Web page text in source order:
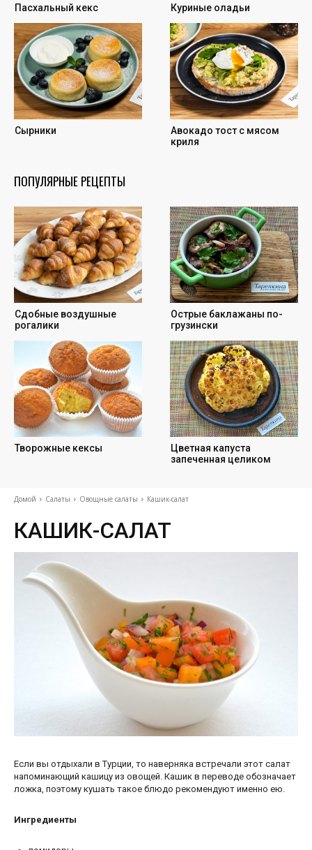
Пасхальный кекс Куриные оладьи
Сырники
Авокадо тост с мясом
криля
ПОПУЛЯРНЫЕ РЕЦЕПТЫ
Cдобные воздушные
рогалики
Острые баклажаны по-
грузински
Творожные кексы
Цветная капуста
запеченная целиком